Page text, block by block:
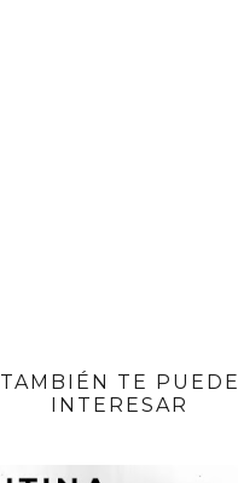
TAMBIÉN TE PUEDE
INTERESAR